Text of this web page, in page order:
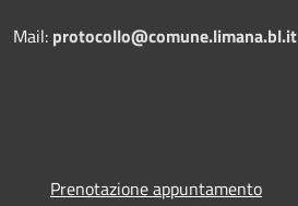
Mail: protocollo@comune.limana.bl.it
Prenotazione appuntamento